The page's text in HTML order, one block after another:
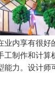
业内享有很好
工制作和计
力。设计